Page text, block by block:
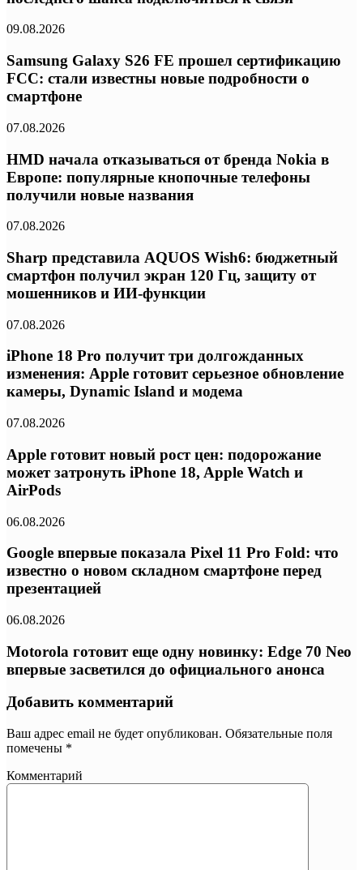
09.08.2026
Samsung Galaxy S26 FE прошел сертификацию
FCC: стали известны новые подробности о
смартфоне
07.08.2026
HMD начала отказываться от бренда Nokia в
Европе: популярные кнопочные телефоны
получили новые названия
07.08.2026
Sharp представила AQUOS Wish6: бюджетный
смартфон получил экран 120 Гц, защиту от
мошенников и ИИ-функции
07.08.2026
iPhone 18 Pro получит три долгожданных
изменения: Apple готовит серьезное обновление
камеры, Dynamic Island и модема
07.08.2026
Apple готовит новый рост цен: подорожание
может затронуть iPhone 18, Apple Watch и
AirPods
06.08.2026
Google впервые показала Pixel 11 Pro Fold: что
известно о новом складном смартфоне перед
презентацией
06.08.2026
Motorola готовит еще одну новинку: Edge 70 Neo
впервые засветился до официального анонса
Добавить комментарий
Ваш адрес email не будет опубликован. Обязательные поля
помечены *
Комментарий